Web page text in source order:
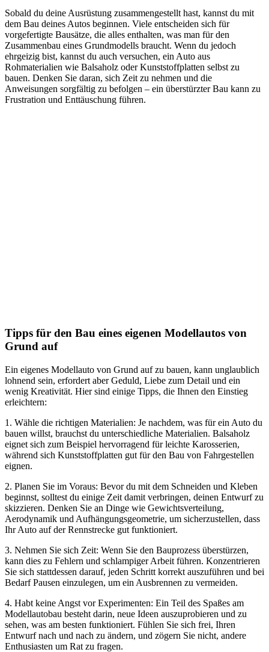
Sobald du deine Ausrüstung zusammengestellt hast, kannst du mit
dem Bau deines Autos beginnen. Viele entscheiden sich für
vorgefertigte Bausätze, die alles enthalten, was man für den
Zusammenbau eines Grundmodells braucht. Wenn du jedoch
ehrgeizig bist, kannst du auch versuchen, ein Auto aus
Rohmaterialien wie Balsaholz oder Kunststoffplatten selbst zu
bauen. Denken Sie daran, sich Zeit zu nehmen und die
Anweisungen sorgfältig zu befolgen – ein überstürzter Bau kann zu
Frustration und Enttäuschung führen.
Tipps für den Bau eines eigenen Modellautos von
Grund auf
Ein eigenes Modellauto von Grund auf zu bauen, kann unglaublich
lohnend sein, erfordert aber Geduld, Liebe zum Detail und ein
wenig Kreativität. Hier sind einige Tipps, die Ihnen den Einstieg
erleichtern:
1. Wähle die richtigen Materialien: Je nachdem, was für ein Auto du
bauen willst, brauchst du unterschiedliche Materialien. Balsaholz
eignet sich zum Beispiel hervorragend für leichte Karosserien,
während sich Kunststoffplatten gut für den Bau von Fahrgestellen
eignen.
2. Planen Sie im Voraus: Bevor du mit dem Schneiden und Kleben
beginnst, solltest du einige Zeit damit verbringen, deinen Entwurf zu
skizzieren. Denken Sie an Dinge wie Gewichtsverteilung,
Aerodynamik und Aufhängungsgeometrie, um sicherzustellen, dass
Ihr Auto auf der Rennstrecke gut funktioniert.
3. Nehmen Sie sich Zeit: Wenn Sie den Bauprozess überstürzen,
kann dies zu Fehlern und schlampiger Arbeit führen. Konzentrieren
Sie sich stattdessen darauf, jeden Schritt korrekt auszuführen und bei
Bedarf Pausen einzulegen, um ein Ausbrennen zu vermeiden.
4. Habt keine Angst vor Experimenten: Ein Teil des Spaßes am
Modellautobau besteht darin, neue Ideen auszuprobieren und zu
sehen, was am besten funktioniert. Fühlen Sie sich frei, Ihren
Entwurf nach und nach zu ändern, und zögern Sie nicht, andere
Enthusiasten um Rat zu fragen.